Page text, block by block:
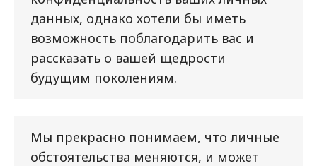
данных, однако хотели бы иметь
возможность поблагодарить вас и
рассказать о вашей щедрости
будущим поколениям.
Мы прекрасно понимаем, что личные
обстоятельства меняются, и может